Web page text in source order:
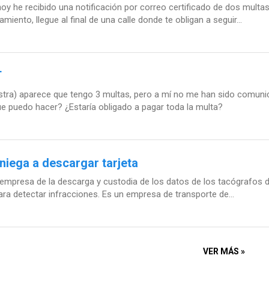
he recibido una notificación por correo certificado de dos
llegue al final de una calle donde te obligan a seguir...
aparece que tengo 3 multas, pero a mí no me han sido
puedo hacer? ¿Estaría obligado a pagar toda la multa?
a descargar tarjeta
de la descarga y custodia de los datos de los
detectar infracciones. Es un empresa de transporte de...
VER MÁS »